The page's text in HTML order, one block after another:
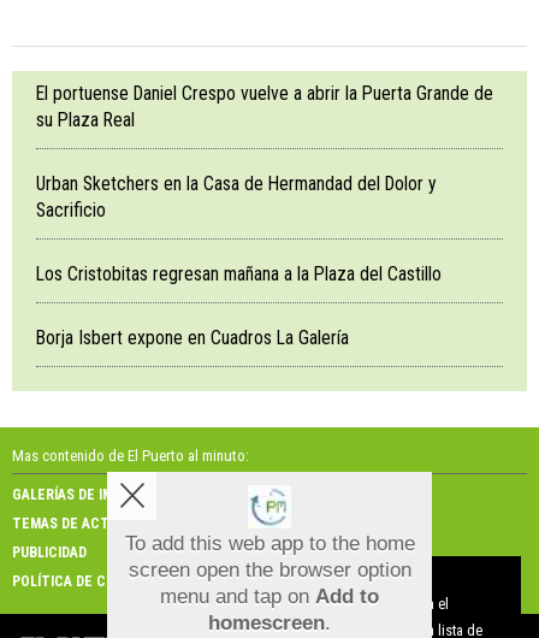
El portuense Daniel Crespo vuelve a abrir la Puerta Grande de
su Plaza Real
Urban Sketchers en la Casa de Hermandad del Dolor y
Sacrificio
Los Cristobitas regresan mañana a la Plaza del Castillo
Borja Isbert expone en Cuadros La Galería
Mas contenido de El Puerto al minuto:
GALERÍAS DE IMÁGENES
GALERÍAS DE VÍDEOS
TEMAS DE ACTUALIDAD
NOSOTROS
PUBLICIDAD
CONTACTO
POLÍTICA DE COOKIES
To add this web app to the home
screen open the browser option
menu and tap on Add to
homescreen.
Aviso sobre el Uso de cookies:
Utilizamos cookies nuestras y de terceros para el
funcionamiento del digital. Puedes consultar la lista de